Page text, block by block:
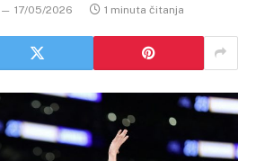
17/05/2026 1 minuta čitanja